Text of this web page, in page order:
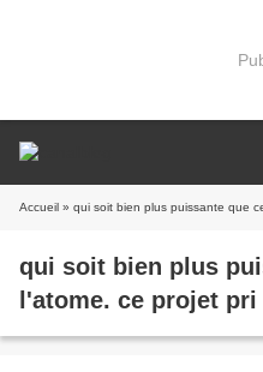
Accueil » qui soit bien plus puissante que
qui soit bien plus
l'atome. ce projet pri